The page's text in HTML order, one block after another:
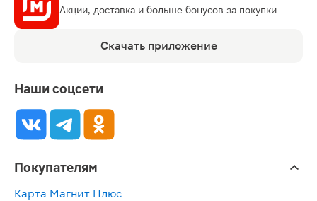
Акции, доставка и больше бонусов за покупки
Скачать приложение
Наши соцсети
Покупателям
Карта Магнит Плюс